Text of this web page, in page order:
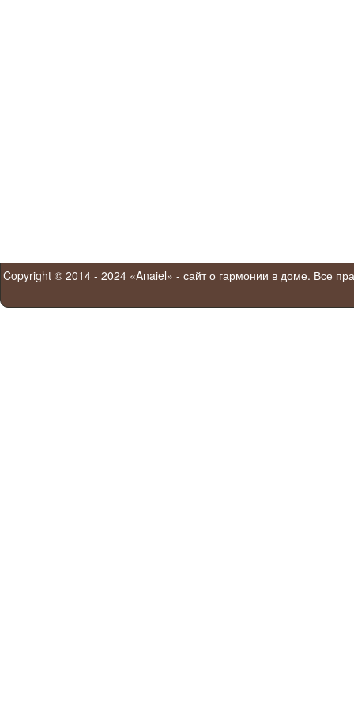
Copyright © 2014 - 2024 «Anaiel» - сайт о гармонии в доме. Все